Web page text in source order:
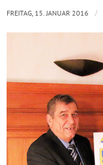
FREITAG, 15. JANUAR 2016 /